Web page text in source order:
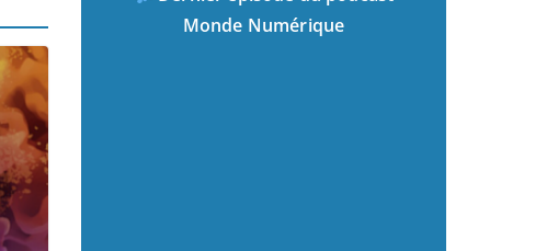
Monde Numérique